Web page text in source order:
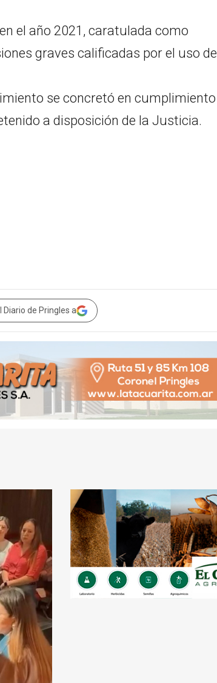
el año 2021, caratulada como
graves calificadas por el uso de
se concretó en cumplimiento
a disposición de la Justicia.
Diario de Pringles a